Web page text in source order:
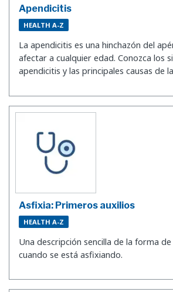
Apendicitis
HEALTH A-Z
La apendicitis es una hinchazón del
afectar a cualquier edad. Conozca los
apendicitis y las principales causas de
Asfixia: Primeros auxilios
HEALTH A-Z
Una descripción sencilla de la forma
cuando se está asfixiando.